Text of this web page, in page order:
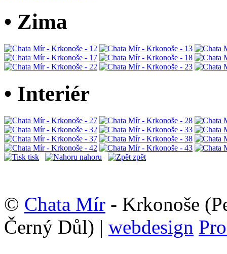
• Zima
• Interiér
tisk nahoru zpět
© Chata Mír - Krkonoše
Černý Důl) | webdesign